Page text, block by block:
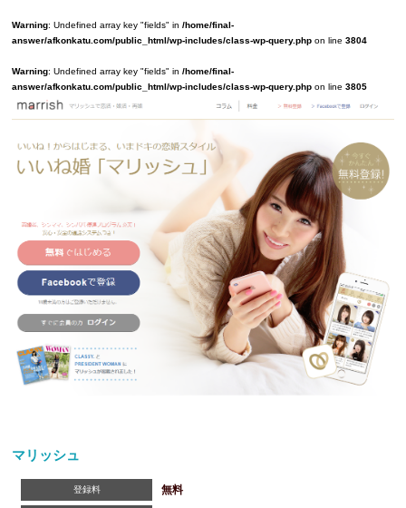
Warning: Undefined array key "fields" in/home/final-
answer/afkonkatu.com/public_html/wp-includes/class-wp-query.php on line3804
Warning: Undefined array key "fields" in/home/final-
answer/afkonkatu.com/public_html/wp-includes/class-wp-query.php on line3805
マリッシュ
登録料 無料